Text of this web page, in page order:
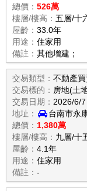
總價： 526萬
樓層/樓高： 五層/十
屋齡： 33.0年
用途： 住家用
備註： 其他增建；
交易類型： 不動產
交易標的： 房地(土
交易日期： 2026/6/7
地址：
台南市永
總價： 1,380萬
樓層/樓高： 九層/十
屋齡： 4.1年
用途： 住家用
備註： -